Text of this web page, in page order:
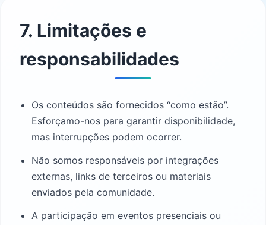
7. Limitações e
responsabilidades
Os conteúdos são fornecidos “como estão”.
Esforçamo-nos para garantir disponibilidade,
mas interrupções podem ocorrer.
Não somos responsáveis por integrações
externas, links de terceiros ou materiais
enviados pela comunidade.
A participação em eventos presenciais ou